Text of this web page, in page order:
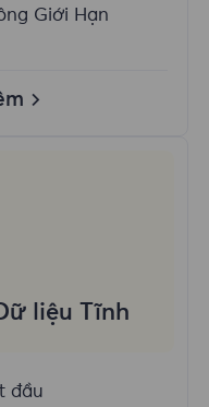
Giới Hạn
liệu Tĩnh
đầu